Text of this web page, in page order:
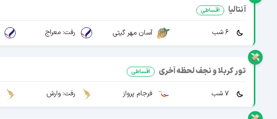
آنتالیا اقساطی
آسان مهر گیتی رفت: معراج
تور کربلا و نجف لحظه آخری اقساطی
فرجام پرواز رفت: وارش